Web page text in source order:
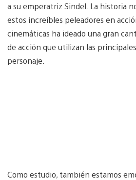
a su emperatriz Sindel. La historia
estos increíbles peleadores en
cinemáticas ha ideado una gran
de acción que utilizan las
personaje.
Como estudio, también estamos